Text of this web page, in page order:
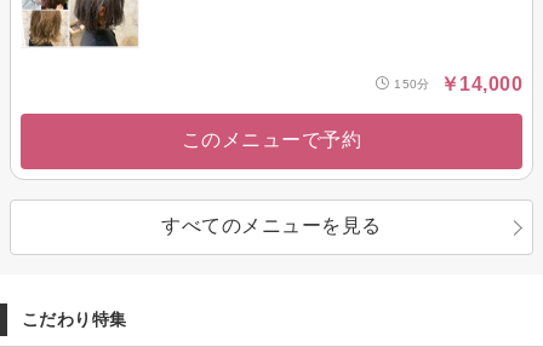
150分 ￥14,000
このメニューで予約
すべてのメニューを見る
こだわり特集